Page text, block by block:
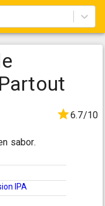
6.7/10
sabor.
IPA